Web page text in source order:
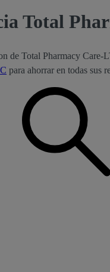
Total
de Total Pharmacy Care-
para ahorrar en todas sus